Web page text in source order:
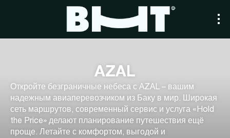
AZAL
Откройте безграничные небеса с AZAL – вашим
надежным авиаперевозчиком из Баку в мир. Широкая
сеть маршрутов, современный сервис и услуга «Hold
the Price» делают планирование путешествия ещё
проще. Летайте с комфортом, выгодой и